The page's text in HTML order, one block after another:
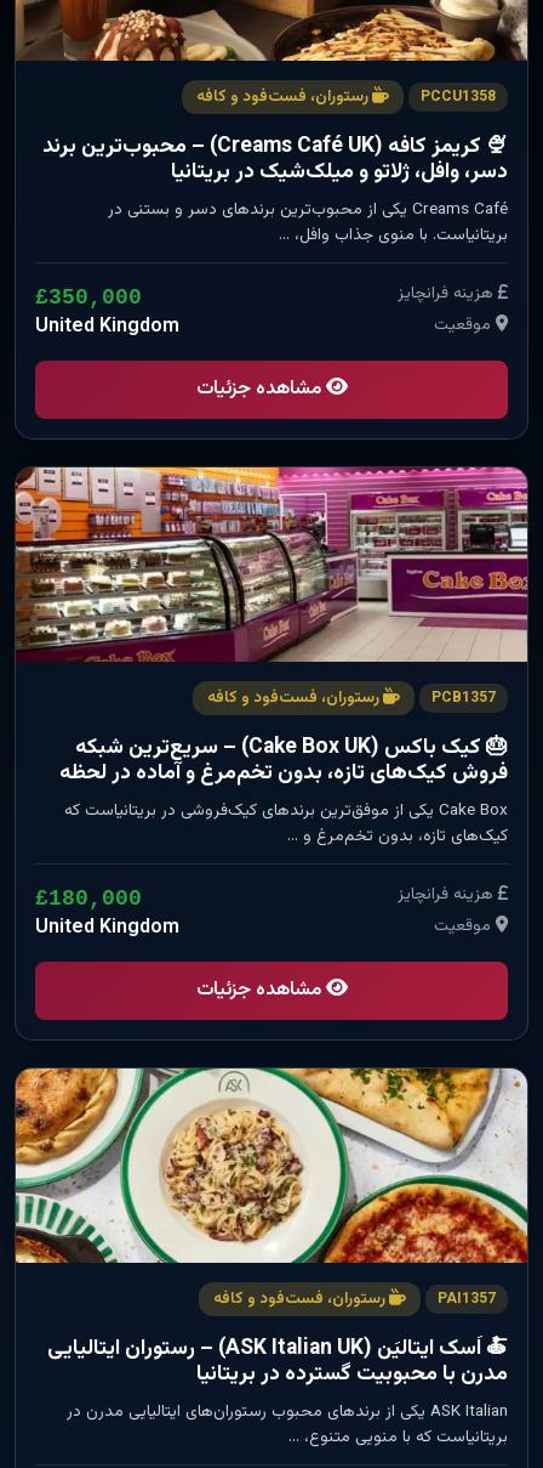
PCCU1358 رستوران، فست‌فود و کافه
🍨 کریمز کافه (Creams Café UK) – محبوب‌ترین برند
دسر، وافل، ژلاتو و میلک‌شیک در بریتانیا
Creams Café یکی از محبوب‌ترین برندهای دسر و بستنی در
بریتانیاست. با منوی جذاب وافل، …
هزینه فرانچایز £350,000
موقعیت United Kingdom
مشاهده جزئیات
PCB1357 رستوران، فست‌فود و کافه
🎂 کیک باکس (Cake Box UK) – سریع‌ترین شبکه
فروش کیک‌های تازه، بدون تخم‌مرغ و آماده در لحظه
Cake Box یکی از موفق‌ترین برندهای کیک‌فروشی در بریتانیاست که
کیک‌های تازه، بدون تخم‌مرغ و …
هزینه فرانچایز £180,000
موقعیت United Kingdom
مشاهده جزئیات
PAI1357 رستوران، فست‌فود و کافه
🍝 اَسک ایتالیَن (ASK Italian UK) – رستوران ایتالیایی
مدرن با محبوبیت گسترده در بریتانیا
ASK Italian یکی از برندهای محبوب رستوران‌های ایتالیایی مدرن در
بریتانیاست که با منویی متنوع، …